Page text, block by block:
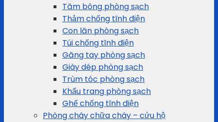
Tăm bông phòng sạch
Thảm chống tĩnh điện
Con lăn phòng sạch
Túi chống tĩnh điện
Găng tay phòng sạch
Giày dép phòng sạch
Trùm tóc phòng sạch
Khẩu trang phòng sạch
Ghế chống tĩnh điện
Phòng cháy chữa cháy – cứu hộ